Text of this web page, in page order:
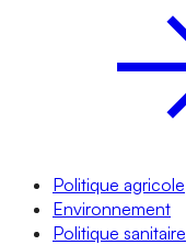
Politique agricole
Environnement
Politique sanitaire